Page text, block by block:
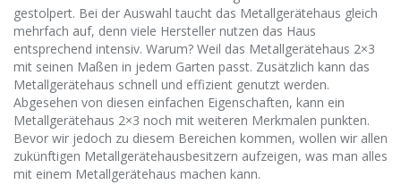
gestolpert. Bei der Auswahl taucht das Metallgerätehaus gleich
mehrfach auf, denn viele Hersteller nutzen das Haus
entsprechend intensiv. Warum? Weil das Metallgerätehaus 2×3
mit seinen Maßen in jedem Garten passt. Zusätzlich kann das
Metallgerätehaus schnell und effizient genutzt werden.
Abgesehen von diesen einfachen Eigenschaften, kann ein
Metallgerätehaus 2×3 noch mit weiteren Merkmalen punkten.
Bevor wir jedoch zu diesem Bereichen kommen, wollen wir allen
zukünftigen Metallgerätehausbesitzern aufzeigen, was man alles
mit einem Metallgerätehaus machen kann.